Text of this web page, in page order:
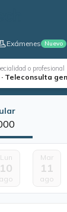
Exámenes Nuevo
o profesional
Teleconsulta
Lun
10
ago
Mar
11
ago